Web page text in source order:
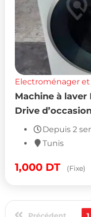
Electroménager et
Machine à
Drive
Depuis 2
Tunis
1,000 DT (Fixe)